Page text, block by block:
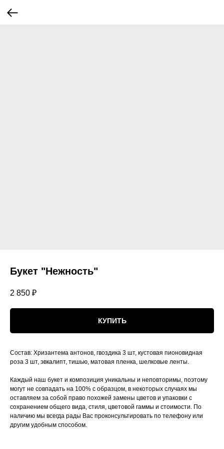
Букет "Нежность"
2 850 ₽
КУПИТЬ
Состав: Хризантема антонов, гвоздика 3 шт, кустовая пионовидная
роза 3 шт, эвкалипт, тишью, матовая пленка, шелковые ленты.
Каждый наш букет и композиция уникальны и неповторимы, поэтому
могут не совпадать на 100% с образцом, в некоторых случаях мы
оставляем за собой право похожей замены цветов и упаковки с
сохранением общего вида, стиля, цветовой гаммы и стоимости. По
наличию мы всегда рады Вас проконсультировать по телефону или
другим удобным способом.